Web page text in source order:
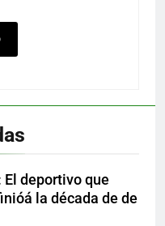
El deportivo que
la década de de